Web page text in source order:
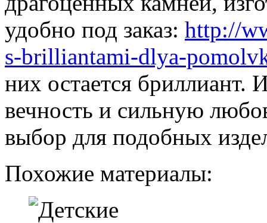
удобно под заказ: http://
s-brilliantami-dlya-
них остается бриллиант.
вечность и сильную
выбор для подобных
Похожие материалы: